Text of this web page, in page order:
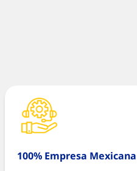
100% Empresa Mexicana